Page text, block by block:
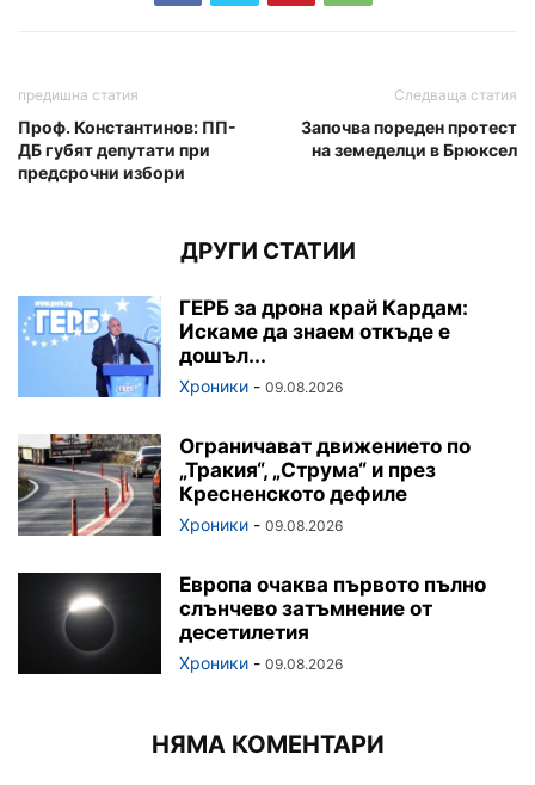
предишна статия
Проф. Константинов: ПП-
ДБ губят депутати при
предсрочни избори
Следваща статия
Започва пореден протест
на земеделци в Брюксел
ДРУГИ СТАТИИ
ГЕРБ за дрона край Кардам:
Искаме да знаем откъде е
дошъл...
Хроники - 09.08.2026
Ограничават движението по
„Тракия“, „Струма“ и през
Кресненското дефиле
Хроники - 09.08.2026
Европа очаква първото пълно
слънчево затъмнение от
десетилетия
Хроники - 09.08.2026
НЯМА КОМЕНТАРИ